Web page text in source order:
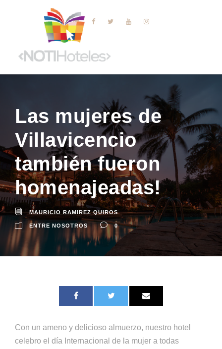
Las mujeres de
Villavicencio
también fueron
homenajeadas!
MAURICIO RAMIREZ QUIROS
ENTRE NOSOTROS 0
Con un ameno y delicioso almuerzo, nuestro hotel
celebro el día Internacional de la mujer a todas